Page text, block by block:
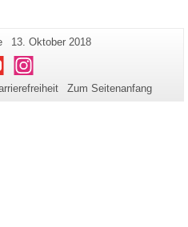
Zusätzliche
Informationen
zu
dieser
Letzte
Aktualisierung:
13. Oktober 2018
Instagram
Zum Seitenanfang